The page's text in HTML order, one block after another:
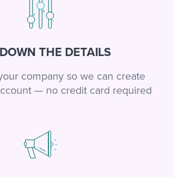
THE DETAILS
company so we can create
— no credit card required